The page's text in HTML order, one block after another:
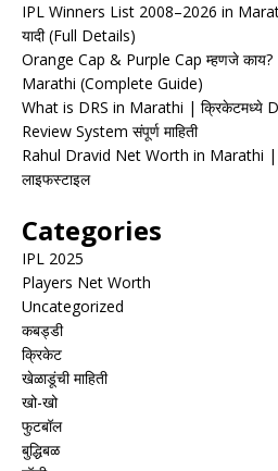
IPL Winners List 2008–2026 in
यादी (Full Details)
Orange Cap & Purple Cap म्हणजे
Marathi (Complete Guide)
What is DRS in Marathi | क्रिकेटमध्ये
Review System संपूर्ण माहिती
Rahul Dravid Net Worth in Marathi |
लाइफस्टाइल
Categories
IPL 2025
Players Net Worth
Uncategorized
कबड्डी
क्रिकेट
खेळाडूंची माहिती
खो-खो
फुटबॉल
बुद्धिबळ